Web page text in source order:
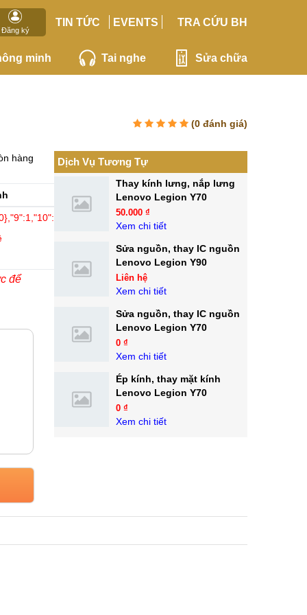
Đăng ký
TIN TỨC EVENTS TRA CỨU BH
minh Tai nghe Sửa chữa
(0 đánh giá)
hàng
Linh
serif"}">
hãng
để
Dịch Vụ Tương Tự
Thay kính lưng, nắp lưng
Lenovo Legion Y70
50.000 ₫
Xem chi tiết
Sửa nguồn, thay IC nguồn
Lenovo Legion Y90
Liên hệ
Xem chi tiết
Sửa nguồn, thay IC nguồn
Lenovo Legion Y70
0 ₫
Xem chi tiết
Ép kính, thay mặt kính
Lenovo Legion Y70
0 ₫
Xem chi tiết